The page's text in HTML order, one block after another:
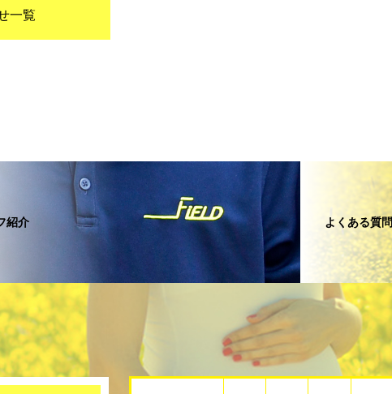
一覧
紹介 よくある質問